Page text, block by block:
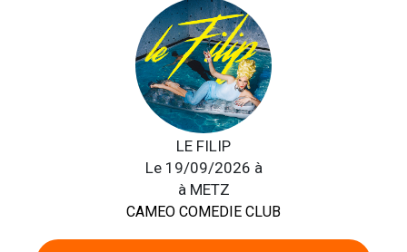
LE FILIP
Le 19/09/2026 à
à METZ
CAMEO COMEDIE CLUB